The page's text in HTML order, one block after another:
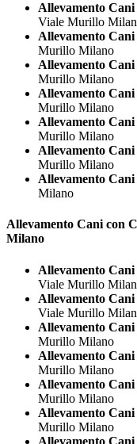
Allevamento
Viale Murillo
Allevamento
Murillo Milano
Allevamento
Murillo Milano
Allevamento
Murillo Milano
Allevamento
Murillo Milano
Allevamento
Murillo Milano
Allevamento
Milano
Allevamento Cani con
Milano
Allevamento
Viale Murillo
Allevamento
Viale Murillo
Allevamento
Murillo Milano
Allevamento
Murillo Milano
Allevamento
Murillo Milano
Allevamento
Murillo Milano
Allevamento